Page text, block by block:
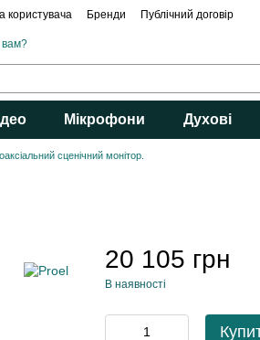
користувача Бренди Публічний договір
вам?
Мікрофони Духові
сценічний монітор.
20 105 грн
В наявності